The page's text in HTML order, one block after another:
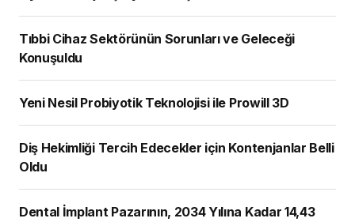
Tıbbi Cihaz Sektörünün Sorunları ve Geleceği
Konuşuldu
Yeni Nesil Probiyotik Teknolojisi ile Prowill 3D
Diş Hekimliği Tercih Edecekler için Kontenjanlar Belli
Oldu
Dental İmplant Pazarının, 2034 Yılına Kadar 14,43